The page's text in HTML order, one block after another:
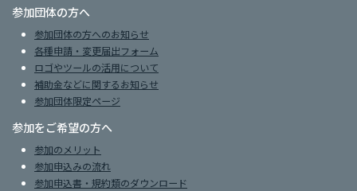
参加団体の方へ
参加団体の方へのお知らせ
各種申請・変更届出フォーム
ロゴやツールの活用について
補助金などに関するお知らせ
参加団体限定ページ
参加をご希望の方へ
参加のメリット
参加申込みの流れ
参加申込書・規約類のダウンロード